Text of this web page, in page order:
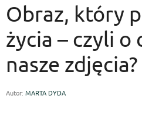
Obraz, który
życia – czyli o
nasze zdjęcia?
Autor: MARTA DYDA